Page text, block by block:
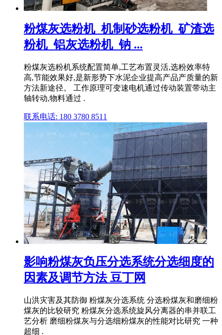
粉煤灰选粉机_机制砂选粉机_矿渣选
粉机_铝灰选粉机_钠 ...
粉煤灰选粉机系统配置简单,工艺布置灵活,选粉效率特
高,节能效果好,是新形势下水泥企业提高产品产质量的新
方法新途径。 工作原理可变速电机通过传动装置带动主
轴转动,物料通过 .
联系电话: 180 3780 8511
影响粉煤灰负压分选系统分选细度的
因素及调节方法 豆丁网
山洪灾害及其防御 粉煤灰分选系统 分选粉煤灰和磨细粉
煤灰的比较研究 粉煤灰分选系统旋风分离器的串并联工
艺分析 磨细粉煤灰与分选细粉煤灰的性能对比研究 一种
超细 .